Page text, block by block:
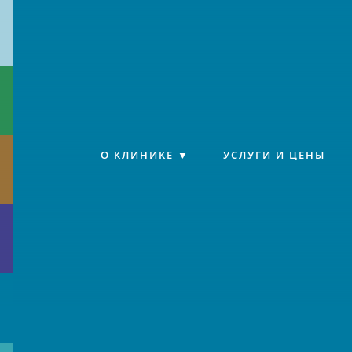
О КЛИНИКЕ УСЛУГИ И ЦЕНЫ